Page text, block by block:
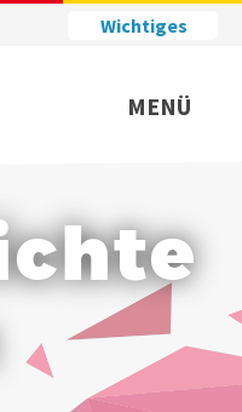
Wichtiges
MENÜ